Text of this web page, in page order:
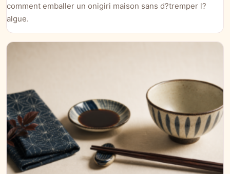
comment emballer un onigiri maison sans d?tremper l?
algue.